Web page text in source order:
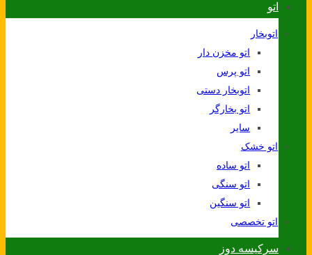
اتو
اتوبخار
اتو مخزن دار
اتو پرس
اتوبخار دستی
اتو بخارگر
سایر
اتو خشک
اتو ساده
اتو سنگی
اتو سنگین
اتو تخصصی
سرکیسه دوز